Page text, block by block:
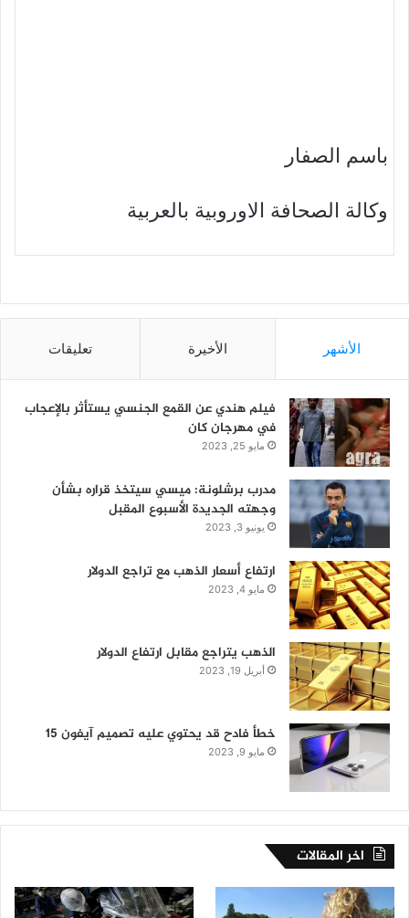
باسم الصفار
وكالة الصحافة الاوروبية بالعربية
الأشهر الأخيرة تعليقات
فيلم هندي عن القمع الجنسي يستأثر بالإعجاب
في مهرجان كان
مايو 25, 2023
مدرب برشلونة: ميسي سيتخذ قراره بشأن
وجهته الجديدة الأسبوع المقبل
يونيو 3, 2023
ارتفاع أسعار الذهب مع تراجع الدولار
مايو 4, 2023
الذهب يتراجع مقابل ارتفاع الدولار
أبريل 19, 2023
خطأ فادح قد يحتوي عليه تصميم آيفون 15
مايو 9, 2023
اخر المقالات